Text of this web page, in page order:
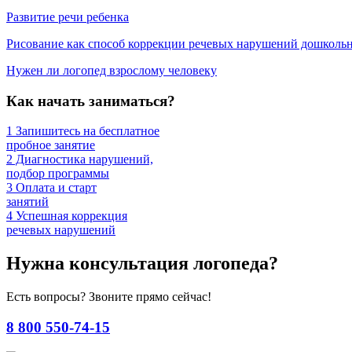
Развитие речи ребенка
Рисование как способ коррекции речевых нарушений
Нужен ли логопед взрослому человеку
Как начать заниматься?
1 Запишитесь на бесплатное
пробное занятие
2 Диагностика нарушений,
подбор программы
3 Оплата и старт
занятий
4 Успешная коррекция
речевых нарушений
Нужна консультация логопеда?
Есть вопросы? Звоните прямо сейчас!
8 800 550-74-15